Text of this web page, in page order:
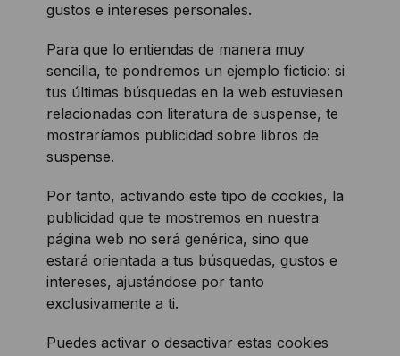
gustos e intereses personales.
Para que lo entiendas de manera muy
sencilla, te pondremos un ejemplo ficticio: si
tus últimas búsquedas en la web estuviesen
relacionadas con literatura de suspense, te
mostraríamos publicidad sobre libros de
suspense.
Por tanto, activando este tipo de cookies, la
publicidad que te mostremos en nuestra
página web no será genérica, sino que
estará orientada a tus búsquedas, gustos e
intereses, ajustándose por tanto
exclusivamente a ti.
Puedes activar o desactivar estas cookies